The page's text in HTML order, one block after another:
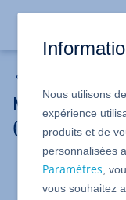
Modifier des
(SAC)
Pour les
Nous utilisons
expérience
produits et de
personnalisées
Paramètres ,
vous souhaitez